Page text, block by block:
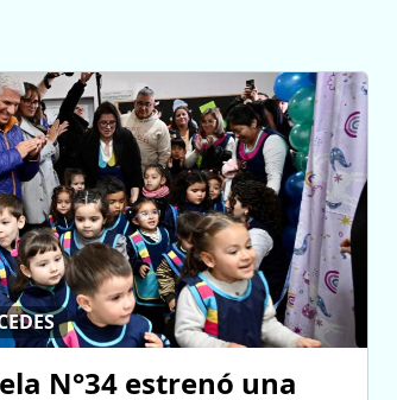
N°34 estrenó una